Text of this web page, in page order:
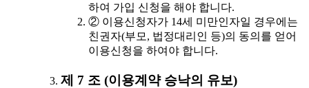
하여 가입 신청을 해야 합니다.
② 이용신청자가 14세 미만인자일 경우에는
친권자(부모, 법정대리인 등)의 동의를 얻어
이용신청을 하여야 합니다.
제 7 조 (이용계약 승낙의 유보)